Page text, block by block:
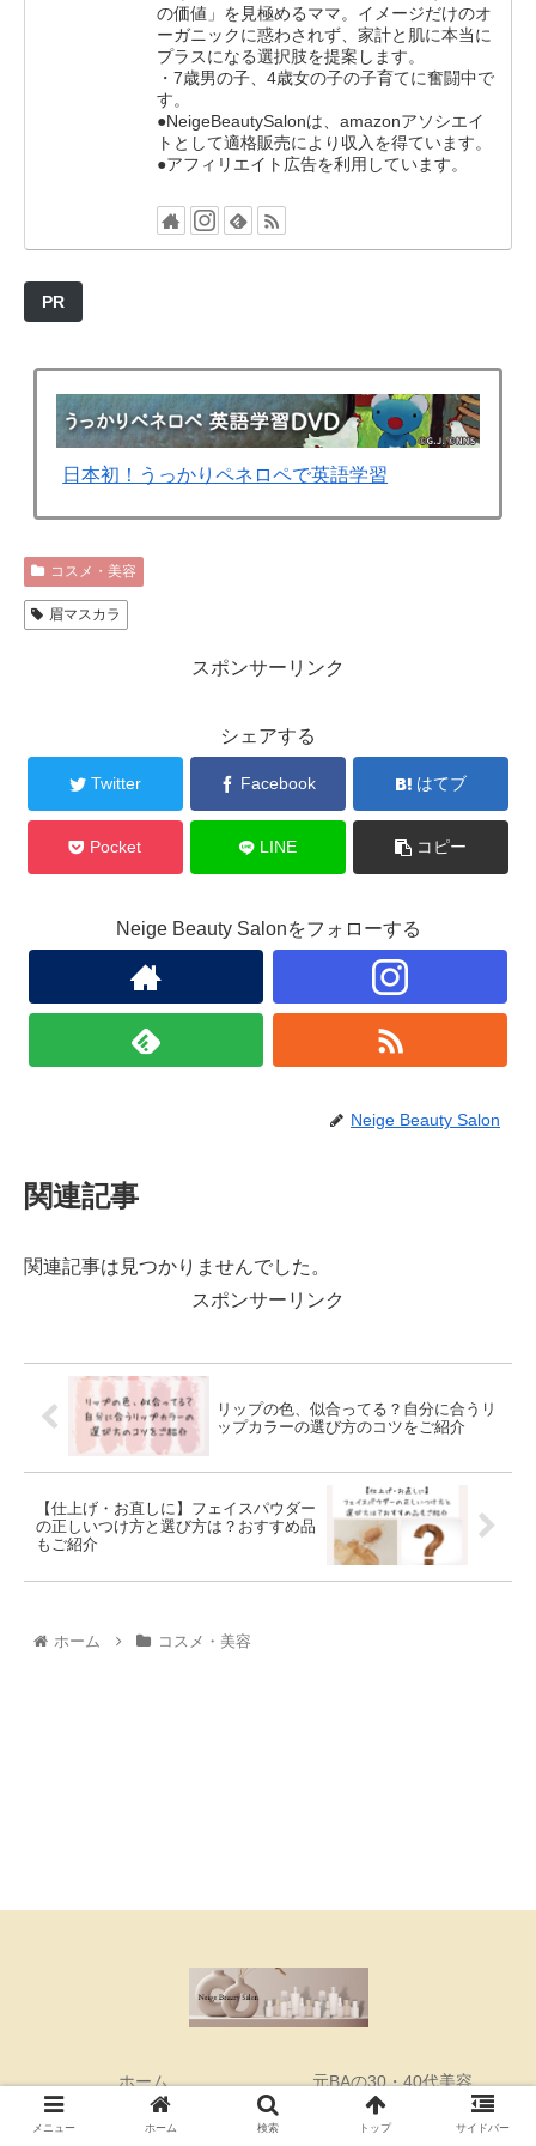
の価値」を見極めるママ。イメージだけのオ
ーガニックに惑わされず、家計と肌に本当に
プラスになる選択肢を提案します。
・7歳男の子、4歳女の子の子育てに奮闘中で
す。
●NeigeBeautySalonは、amazonアソシエイ
トとして適格販売により収入を得ています。
●アフィリエイト広告を利用しています。
PR
日本初！うっかりペネロペで英語学習
コスメ・美容
眉マスカラ
スポンサーリンク
シェアする
Twitter Facebook はてブ
Pocket LINE コピー
Neige Beauty Salonをフォローする
Neige Beauty Salon
関連記事
関連記事は見つかりませんでした。
スポンサーリンク
リップの色、似合ってる？自分に合うリ
ップカラーの選び方のコツをご紹介
【仕上げ・お直しに】フェイスパウダー
の正しいつけ方と選び方は？おすすめ品
もご紹介
ホーム コスメ・美容
ホーム
元BAの30・40代美容
農学士厳選オーガニック
明治大卒ママの育児情報
メニュー ホーム 検索 トップ サイドバー